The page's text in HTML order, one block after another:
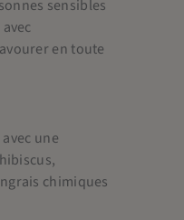
sensibles
en toute
une
chimiques